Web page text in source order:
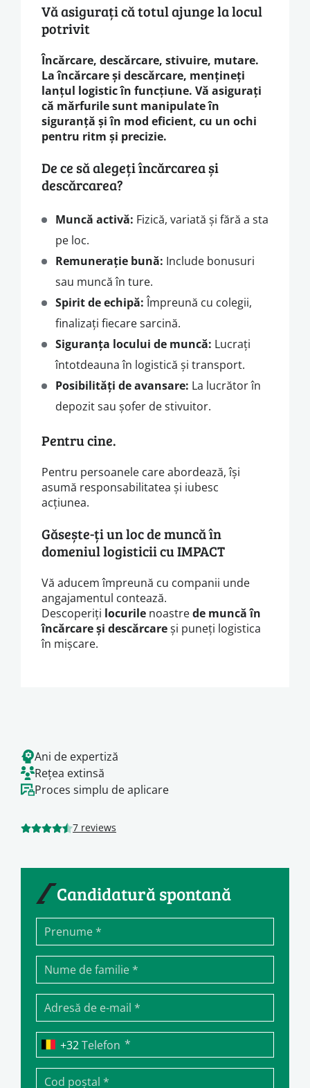
Vă asigurați că totul ajunge la locul
potrivit
Încărcare, descărcare, stivuire, mutare.
La încărcare și descărcare, mențineți
lanțul logistic în funcțiune. Vă asigurați
că mărfurile sunt manipulate în
siguranță și în mod eficient, cu un ochi
pentru ritm și precizie.
De ce să alegeți încărcarea și
descărcarea?
Muncă activă: Fizică, variată și fără a sta
pe loc.
Remunerație bună: Include bonusuri
sau muncă în ture.
Spirit de echipă:Împreună cu colegii,
finalizați fiecare sarcină.
Siguranța locului de muncă: Lucrați
întotdeauna în logistică și transport.
Posibilități de avansare: La lucrător în
depozit sau șofer de stivuitor.
Pentru cine.
Pentru persoanele care abordează, își
asumă responsabilitatea și iubesc
acțiunea.
Găsește-ți un loc de muncă în
domeniul logisticii cu IMPACT
Vă aducem împreună cu companii unde
angajamentul contează.
Descoperiți locurile noastrede muncă în
încărcare și descărcareși puneți logistica
în mișcare.
Candidatură spontană
Telefon *
Ani de expertiză
Rețea extinsă
Proces simplu de aplicare
7 reviews